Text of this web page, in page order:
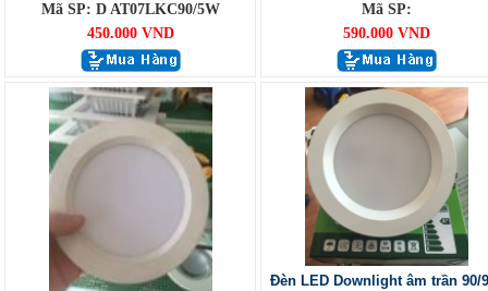
Mã SP: D AT07LKC90/5W
450.000 VND
Mã SP:
590.000 VND
Đèn LED Downlight âm trần 90/